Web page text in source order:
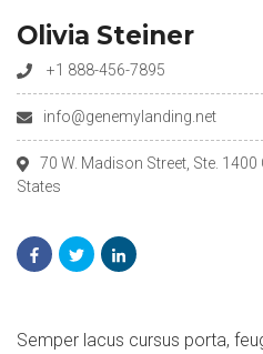
Olivia Steiner
+1 888-456-7895
info@genemylanding.net
70 W. Madison Street, Ste.
States
Semper lacus cursus porta,